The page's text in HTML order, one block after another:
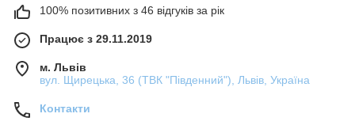
100% позитивних з 46 відгуків за рік
Працює з 29.11.2019
м. Львів
вул. Щирецька, 36 (ТВК "Південний"), Львів, Україна
Контакти